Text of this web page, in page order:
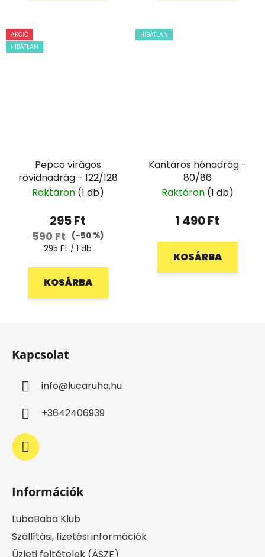
AKCIÓ
HIBÁTLAN
Pepco virágos
rövidnadrág - 122/128
Raktáron (1 db)
295 Ft
590 Ft (–50 %)
Egységár:
295 Ft / 1 db
KOSÁRBA
HIBÁTLAN
Kantáros hónadrág -
80/86
Raktáron (1 db)
1 490 Ft
KOSÁRBA
Kapcsolat
info@lucaruha.hu
+3642406939
Információk
LubaBaba Klub
Szállítási, fizetési információk
Üzleti feltételek (ÁSZF)